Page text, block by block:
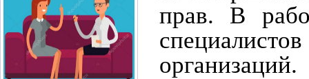
прав. В
организаций.